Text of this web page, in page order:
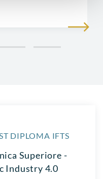
DIPLOMA IFTS
Superiore -
Industry 4.0